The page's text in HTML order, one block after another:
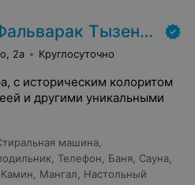
Тызенгаўза
2а Круглосуточно
с историческим колоритом
и другими уникальными
машина
Телефон Баня Сауна
Камин Мангал
Настольный